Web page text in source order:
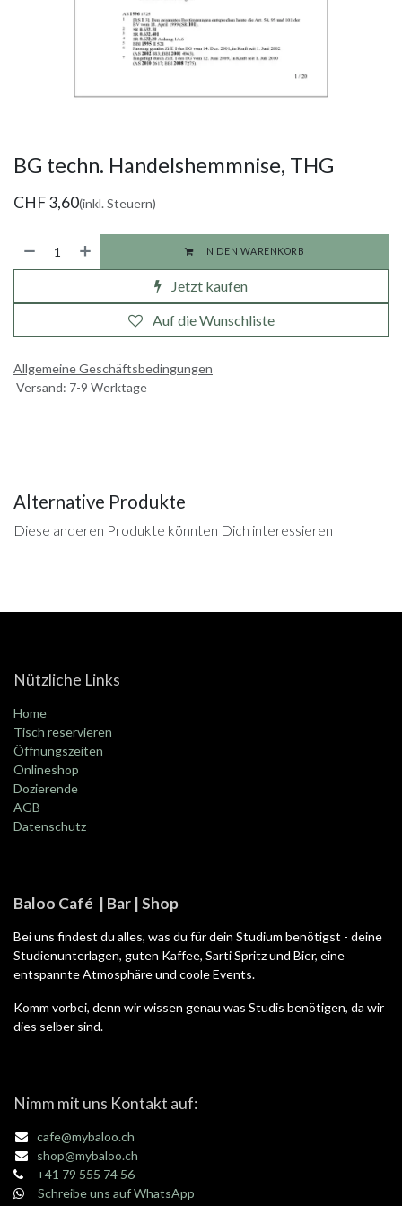
BG techn. Handelshemmnise, THG
CHF3,60(inkl. Steuern)
IN DEN WARENKORB
Jetzt kaufen
Auf die Wunschliste
Allgemeine Geschäftsbedingungen
Versand: 7-9 Werktage
Alternative Produkte
Diese anderen Produkte könnten Dich interessieren
Nützliche Links
Home
Tisch reservieren
Öffnungszeiten
Onlineshop
Dozierende
AGB
Datenschutz
Baloo Café | Bar | Shop
Bei uns findest du alles, was du für dein Studium benötigst - deine
Studienunterlagen, guten Kaffee, Sarti Spritz und Bier, eine
entspannte Atmosphäre und coole Events.
Komm vorbei, denn wir wissen genau was Studis benötigen, da wir
dies selber sind.
Nimm mit uns Kontakt auf:
cafe@mybaloo.ch
shop@mybaloo.ch
+41 79 555 74 56
Schreibe uns auf WhatsApp